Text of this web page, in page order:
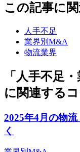
この記事に
人手不足
業界別M&A
物流業界
「人手不足
に関連する
2025年4月の物
く